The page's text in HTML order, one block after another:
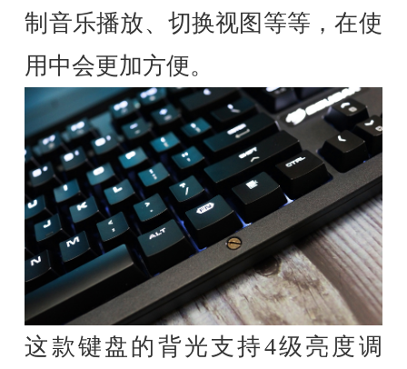
制音乐播放、切换视图等等，在使
用中会更加方便。
这款键盘的背光支持4级亮度调